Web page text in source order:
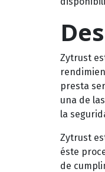
Zytrust
presta
una de
la
Zytrust
éste
de